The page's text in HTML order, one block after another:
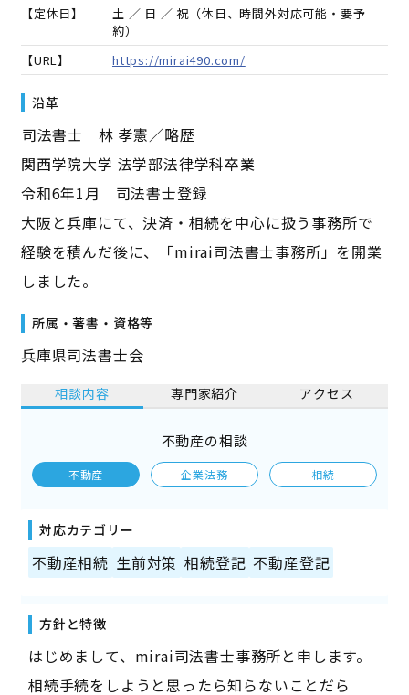
【定休日】
土 ／ 日 ／ 祝（休日、時間外対応可能・要予
約）
【URL】
https://mirai490.com/
沿革
――司法書士 林 孝憲／略歴――
関西学院大学 法学部法律学科卒業
令和6年1月 司法書士登録
大阪と兵庫にて、決済・相続を中心に扱う事務所で
経験を積んだ後に、「mirai司法書士事務所」を開業
しました。
所属・著書・資格等
兵庫県司法書士会
相談内容 専門家紹介 アクセス
不動産の相談
不動産 企業法務 相続
対応カテゴリー
不動産相続 生前対策 相続登記 不動産登記
方針と特徴
はじめまして、mirai司法書士事務所と申します。
相続手続をしようと思ったら知らないことだら